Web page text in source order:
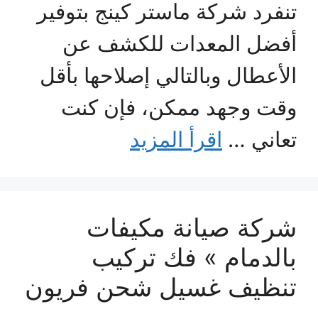
تنفرد شركة ماستر كينج بتوفير
أفضل المعدات للكشف عن
الأعطال وبالتالي إصلاحها بأقل
وقت وجهد ممكن، فإن كنت
تعاني … اقرأ المزيد
شركة صيانة مكيفات
بالدمام » فك تركيب
تنظيف غسيل شحن فريون